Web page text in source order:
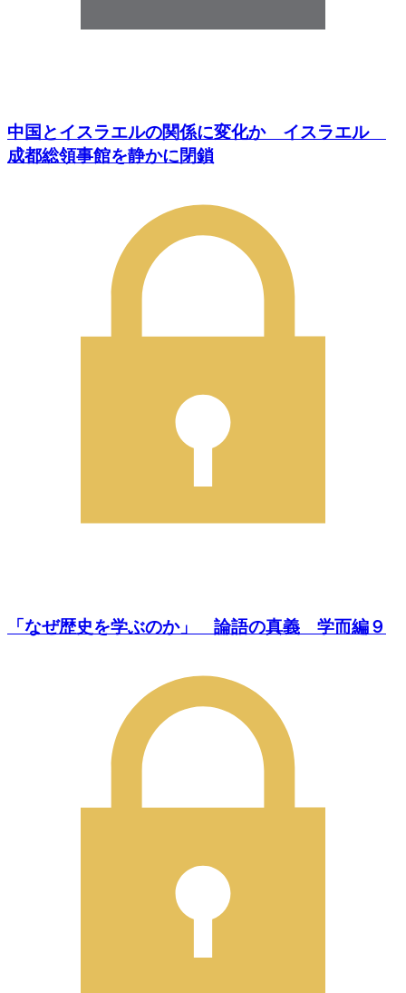
中国とイスラエルの関係に変化か イスラエル
成都総領事館を静かに閉鎖
「なぜ歴史を学ぶのか」 論語の真義 学而編９